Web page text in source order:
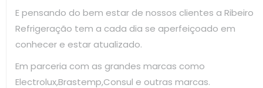
E pensando do bem estar de nossos clientes a Ribeiro
Refrigeração tem a cada dia se aperfeiçoado em
conhecer e estar atualizado.
Em parceria com as grandes marcas como
Electrolux,Brastemp,Consul e outras marcas.